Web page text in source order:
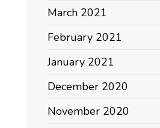
March 2021
February 2021
January 2021
December 2020
November 2020